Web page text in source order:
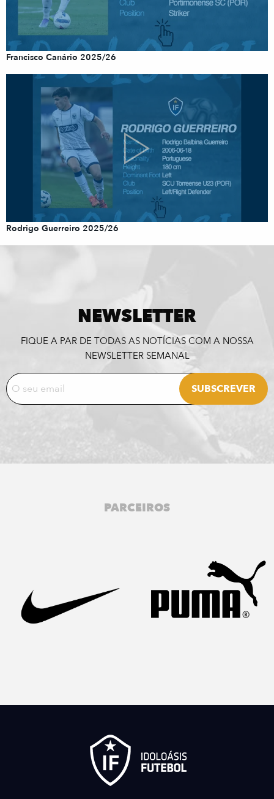
Francisco Canário 2025/26
Rodrigo Guerreiro 2025/26
NEWSLETTER
FIQUE A PAR DE TODAS AS NOTÍCIAS COM A NOSSA
NEWSLETTER SEMANAL
PARCEIROS